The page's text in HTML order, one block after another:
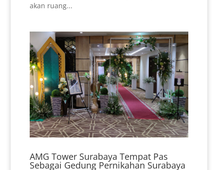
akan ruang...
AMG Tower Surabaya Tempat Pas
Sebagai Gedung Pernikahan Surabaya